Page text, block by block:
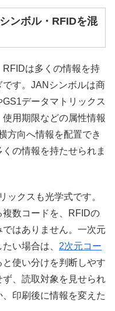
ンボル・RFIDを混
RFIDは多くの情報を持
す。JANシンボルは商
データマトリックス
用期限などの属性情報
方向へ情報を配置でき
の情報を持たせられま
ックスも光学式です。
数コードを、RFIDの
はありません。一次元
い場合は、 2次元コー
と使い分けを判断しやす
、読取対象を見せられ
印刷後に情報を変えた